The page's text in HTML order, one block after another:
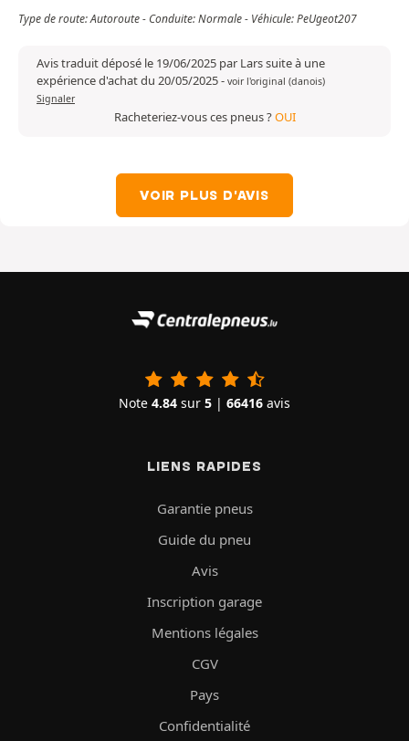
Type de route: Autoroute - Conduite: Normale - Véhicule: PeUgeot207
Avis traduit déposé le 19/06/2025 par Lars suite à une
expérience d'achat du 20/05/2025- voir l'original (danois)
Signaler
Racheteriez-vous ces pneus ?OUI
VOIR PLUS D'AVIS
Note 4.84 sur 5 | 66416 avis
LIENS RAPIDES
Garantie pneus
Guide du pneu
Avis
Inscription garage
Mentions légales
CGV
Pays
Confidentialité